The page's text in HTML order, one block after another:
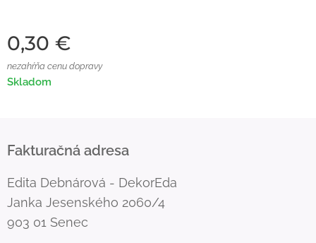
0,30 €
nezahŕňa cenu dopravy
Skladom
Fakturačná adresa
Edita Debnárová - DekorEda
Janka Jesenského 2060/4
903 01 Senec